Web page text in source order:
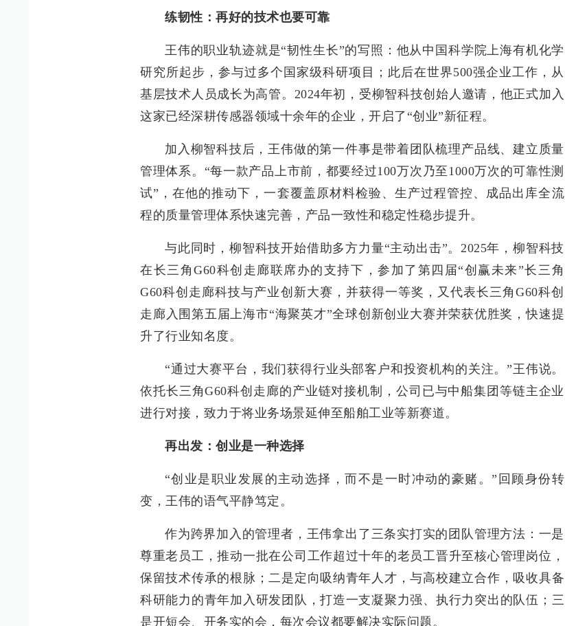
练韧性：再好的技术也要可靠
王伟的职业轨迹就是“韧性生长”的写照：他从中国科学院上海有机化学
研究所起步，参与过多个国家级科研项目；此后在世界500强企业工作，从
基层技术人员成长为高管。2024年初，受柳智科技创始人邀请，他正式加入
这家已经深耕传感器领域十余年的企业，开启了“创业”新征程。
加入柳智科技后，王伟做的第一件事是带着团队梳理产品线、建立质量
管理体系。“每一款产品上市前，都要经过100万次乃至1000万次的可靠性测
试”，在他的推动下，一套覆盖原材料检验、生产过程管控、成品出库全流
程的质量管理体系快速完善，产品一致性和稳定性稳步提升。
与此同时，柳智科技开始借助多方力量“主动出击”。2025年，柳智科技
在长三角G60科创走廊联席办的支持下，参加了第四届“创赢未来”长三角
G60科创走廊科技与产业创新大赛，并获得一等奖，又代表长三角G60科创
走廊入围第五届上海市“海聚英才”全球创新创业大赛并荣获优胜奖，快速提
升了行业知名度。
“通过大赛平台，我们获得行业头部客户和投资机构的关注。”王伟说。
依托长三角G60科创走廊的产业链对接机制，公司已与中船集团等链主企业
进行对接，致力于将业务场景延伸至船舶工业等新赛道。
再出发：创业是一种选择
“创业是职业发展的主动选择，而不是一时冲动的豪赌。”回顾身份转
变，王伟的语气平静笃定。
作为跨界加入的管理者，王伟拿出了三条实打实的团队管理方法：一是
尊重老员工，推动一批在公司工作超过十年的老员工晋升至核心管理岗位，
保留技术传承的根脉；二是定向吸纳青年人才，与高校建立合作，吸收具备
科研能力的青年加入研发团队，打造一支凝聚力强、执行力突出的队伍；三
是开短会、开务实的会，每次会议都要解决实际问题。